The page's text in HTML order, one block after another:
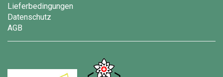
Lieferbedingungen
Datenschutz
AGB